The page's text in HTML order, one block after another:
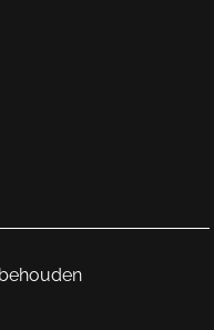
van
van